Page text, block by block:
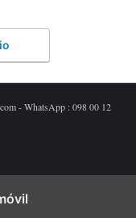
- WhatsApp : 098 00 12